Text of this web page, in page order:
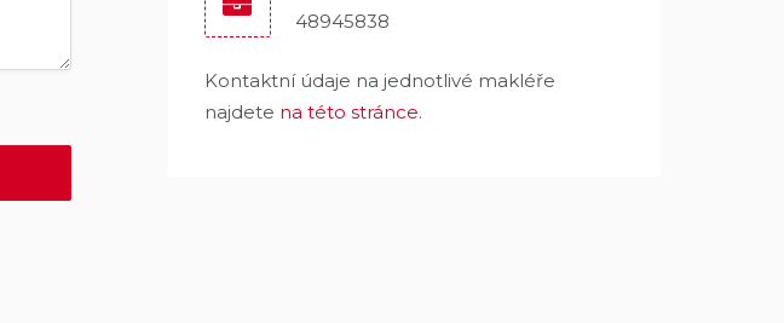
48945838
Kontaktní údaje na jednotlivé makléře
najdete na této stránce.